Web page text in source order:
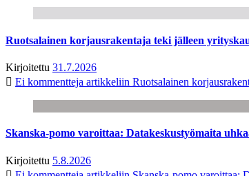
Ruotsalainen korjausrakentaja teki jälleen
Kirjoitettu 31.7.2026
Ei kommentteja artikkeliin Ruotsalainen
Skanska-pomo varoittaa: Datakeskustyömaita
Kirjoitettu 5.8.2026